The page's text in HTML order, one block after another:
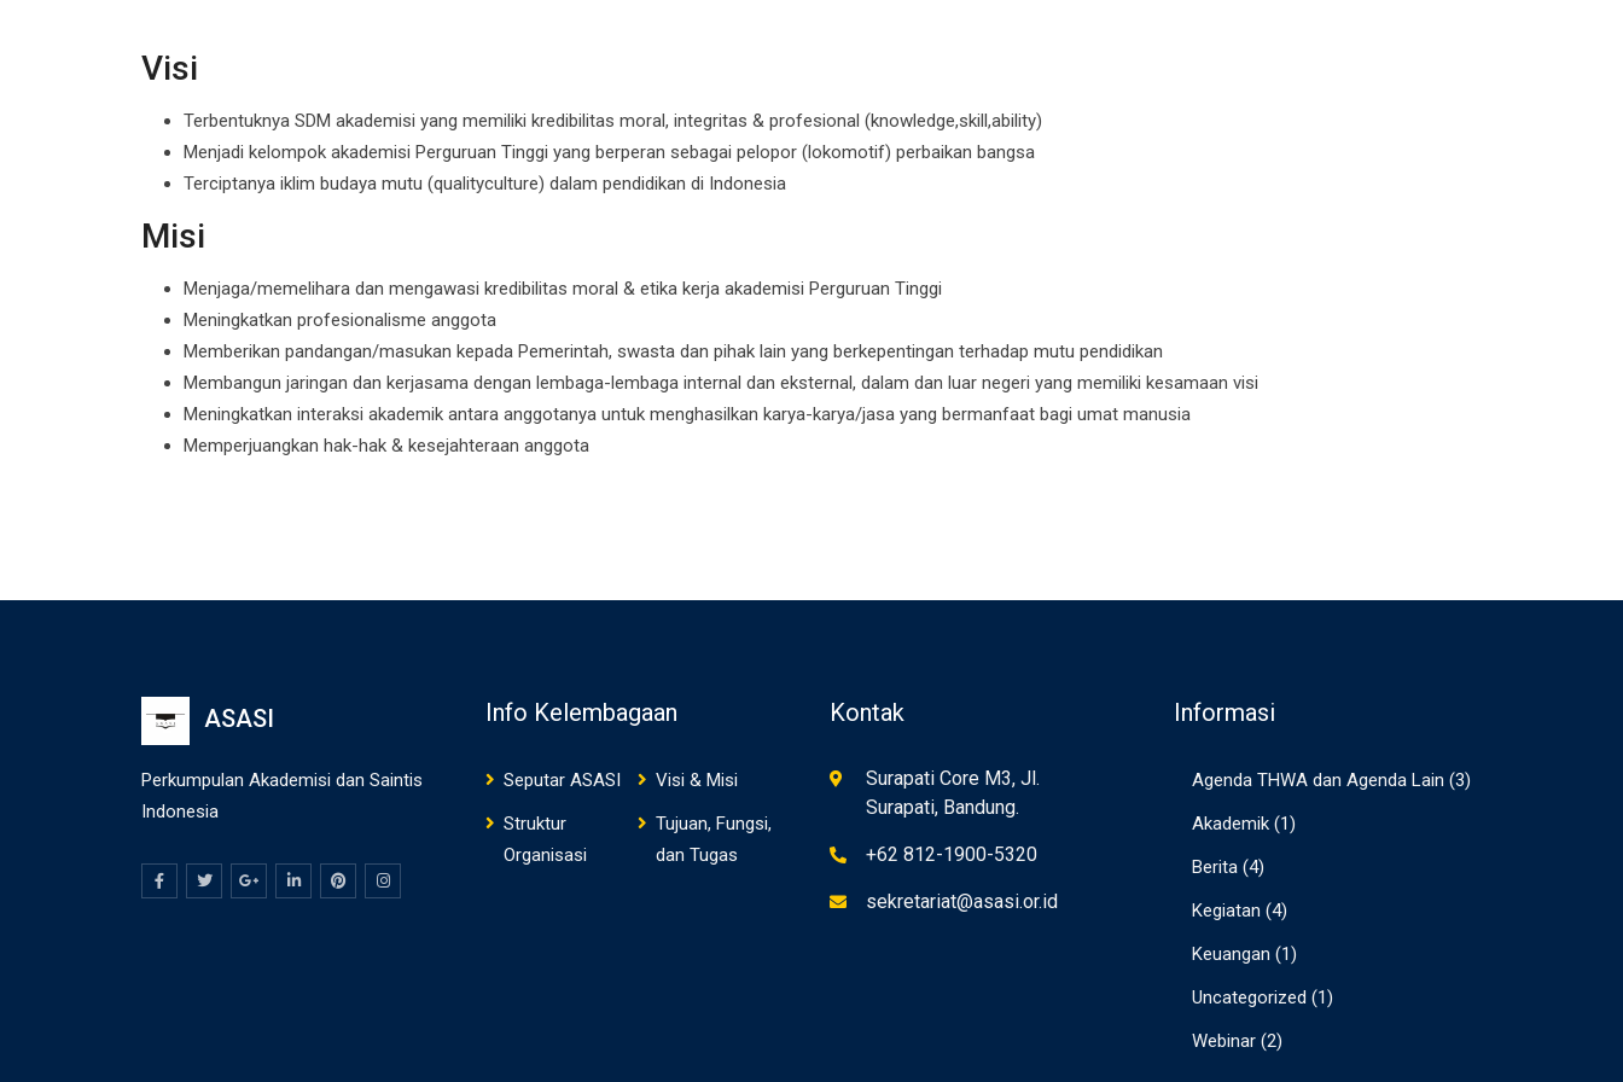
Visi
Terbentuknya SDM akademisi yang memiliki kredibilitas moral, integritas & profesional (knowledge,skill,ability)
Menjadi kelompok akademisi Perguruan Tinggi yang berperan sebagai pelopor (lokomotif) perbaikan bangsa
Terciptanya iklim budaya mutu (qualityculture) dalam pendidikan di Indonesia
Misi
Menjaga/memelihara dan mengawasi kredibilitas moral & etika kerja akademisi Perguruan Tinggi
Meningkatkan profesionalisme anggota
Memberikan pandangan/masukan kepada Pemerintah, swasta dan pihak lain yang berkepentingan terhadap mutu pendidikan
Membangun jaringan dan kerjasama dengan lembaga-lembaga internal dan eksternal, dalam dan luar negeri yang memiliki kesamaan visi
Meningkatkan interaksi akademik antara anggotanya untuk menghasilkan karya-karya/jasa yang bermanfaat bagi umat manusia
Memperjuangkan hak-hak & kesejahteraan anggota
ASASI
Perkumpulan Akademisi dan Saintis
Indonesia
Info Kelembagaan
Seputar ASASI
Visi & Misi
Struktur
Organisasi
Tujuan, Fungsi,
dan Tugas
Kontak
Surapati Core M3, Jl.
Surapati, Bandung.
+62 812-1900-5320
sekretariat@asasi.or.id
Informasi
Agenda THWA dan Agenda Lain (3)
Akademik (1)
Berita (4)
Kegiatan (4)
Keuangan (1)
Uncategorized (1)
Webinar (2)